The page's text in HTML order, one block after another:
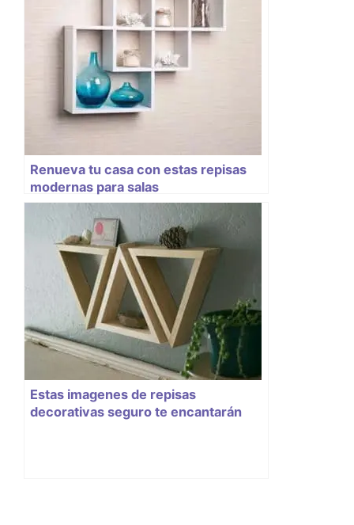
Renueva tu casa con estas repisas
modernas para salas
Estas imagenes de repisas
decorativas seguro te encantarán